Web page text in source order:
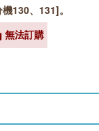
130、131]。
無法訂購